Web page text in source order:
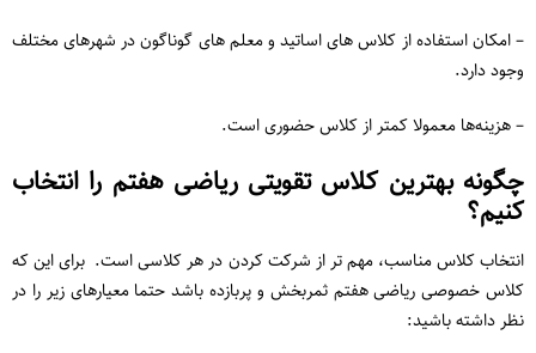
– امکان استفاده از کلاس های اساتید و معلم های گوناگون در شهرهای مختلف
وجود دارد.
– هزینه‌ها معمولا کمتر از کلاس حضوری است.
چگونه بهترین کلاس تقویتی ریاضی هفتم را انتخاب
کنیم؟
انتخاب کلاس مناسب، مهم ‌تر از شرکت کردن در هر کلاسی است. برای این که
کلاس خصوصی ریاضی هفتم ثمربخش و پربازده باشد حتما معیارهای زیر را در
نظر داشته باشید: